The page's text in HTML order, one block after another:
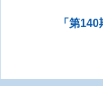
「第